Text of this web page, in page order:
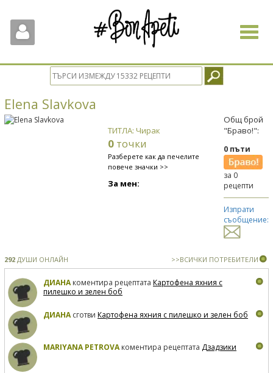
Toggle
Elena Slavkova
ТИТЛА: Чирак
0 точки
Разберете как да печелите
повече значки >>
За мен:
Общ брой
"Браво!":
0 пъти
за 0
рецепти
Изпрати
съобщение:
292 ДУШИ ОНЛАЙН >>ВСИЧКИ ПОТРЕБИТЕЛИ
ДИАНАкоментира рецептата Картофена яхния с
пилешко и зелен боб
ДИАНАсготви Картофена яхния с пилешко и зелен боб
MARIYANA PETROVAкоментира рецептата Дзадзики